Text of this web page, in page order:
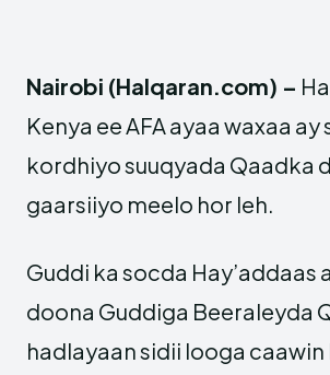
Nairobi (Halqaran.com) –
Kenya ee AFA ayaa waxaa
kordhiyo suuqyada Qaadka
gaarsiiyo meelo hor leh.
Guddi ka socda Hay’addaas
doona Guddiga Beeraleyda
hadlayaan sidii looga